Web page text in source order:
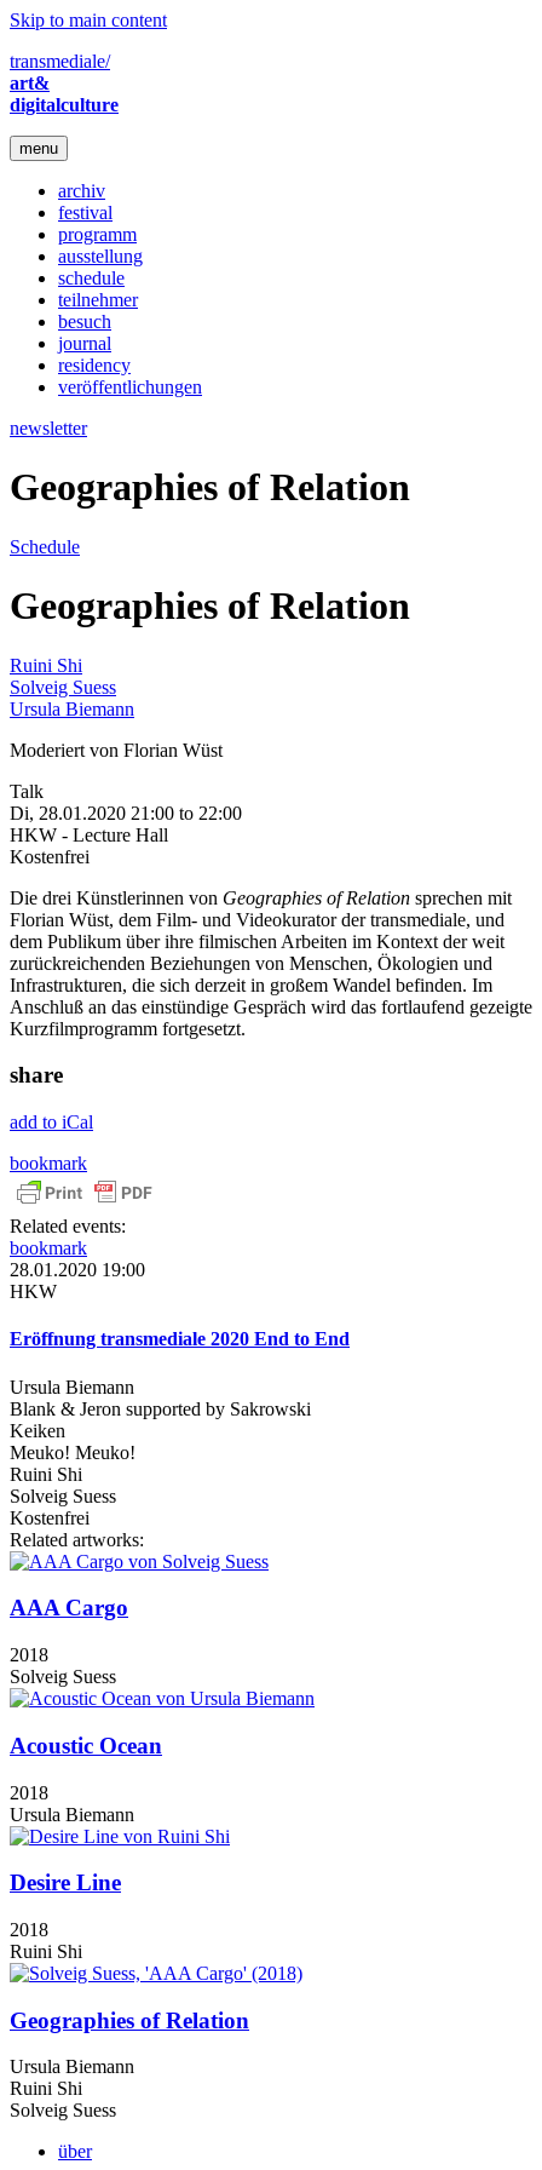
Skip to main content
transmediale/
art&
digitalculture
menu
archiv
festival
programm
ausstellung
schedule
teilnehmer
besuch
journal
residency
veröffentlichungen
newsletter
Geographies of Relation
Schedule
Geographies of Relation
Ruini Shi
Solveig Suess
Ursula Biemann
Moderiert von Florian Wüst
Talk
Di, 28.01.2020 21:00 to 22:00
HKW - Lecture Hall
Kostenfrei
Die drei Künstlerinnen von Geographies of Relation sprechen mit
Florian Wüst, dem Film- und Videokurator der transmediale, und
dem Publikum über ihre filmischen Arbeiten im Kontext der weit
zurückreichenden Beziehungen von Menschen, Ökologien und
Infrastrukturen, die sich derzeit in großem Wandel befinden. Im
Anschluß an das einstündige Gespräch wird das fortlaufend gezeigte
Kurzfilmprogramm fortgesetzt.
share
add to iCal
bookmark
Related events:
bookmark
28.01.2020 19:00
HKW
Eröffnung transmediale 2020 End to End
Ursula Biemann
Blank & Jeron supported by Sakrowski
Keiken
Meuko! Meuko!
Ruini Shi
Solveig Suess
Kostenfrei
Related artworks:
AAA Cargo
2018
Solveig Suess
Acoustic Ocean
2018
Ursula Biemann
Desire Line
2018
Ruini Shi
Geographies of Relation
Ursula Biemann
Ruini Shi
Solveig Suess
über